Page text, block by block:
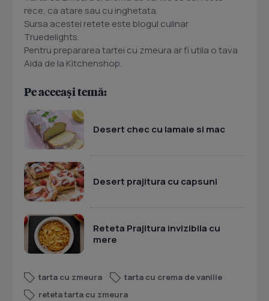
rece, ca atare sau cu inghetata.
Sursa acestei retete este blogul culinar
Truedelights.
Pentru prepararea tartei cu zmeura ar fi utila o tava
Aida de la Kitchenshop.
Pe aceeași temă:
Desert chec cu lamaie si mac
Desert prajitura cu capsuni
Reteta Prajitura invizibila cu
mere
tarta cu zmeura
tarta cu crema de vanilie
reteta tarta cu zmeura